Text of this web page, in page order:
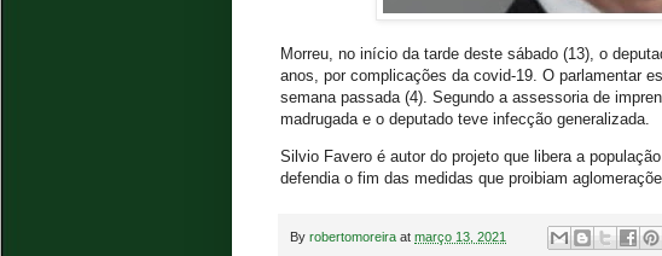
Morreu, no início da tarde deste sábado (13), o
anos, por complicações da covid-19. O parlamentar
semana passada (4). Segundo a assessoria de
madrugada e o deputado teve infecção generalizada.
Silvio Favero é autor do projeto que libera a
defendia o fim das medidas que proibiam
By robertomoreira at março 13, 2021